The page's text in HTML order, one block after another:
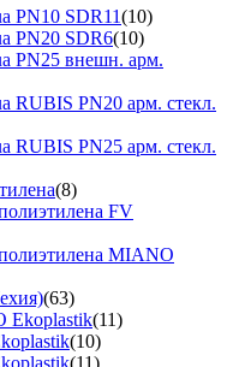
PN10 SDR11(10)
PN20 SDR6(10)
PN25 внешн. арм.
RUBIS PN20 арм. стекл.
RUBIS PN25 арм. стекл.
(8)
FV
MIANO
(63)
Ekoplastik(11)
(10)
(11)